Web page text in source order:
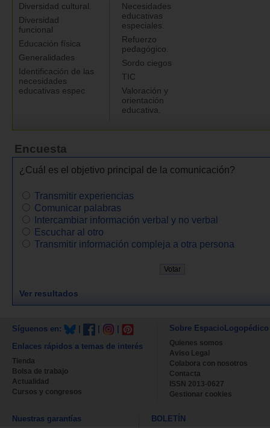
Diversidad cultural.
Diversidad
funcional
Educación física
Generalidades
Identificación de las
necesidades
educativas espec
Necesidades
educativas
especiales.
Refuerzo
pedagógico.
Sordo ciegos
TIC
Valoración y
orientación
educativa.
Encuesta
¿Cuál es el objetivo principal de la comunicación?
Transmitir experiencias
Comunicar palabras
Intercambiar información verbal y no verbal
Escuchar al otro
Transmitir información compleja a otra persona
Ver resultados
Síguenos en:
Enlaces rápidos a temas de interés
Tienda
Bolsa de trabajo
Actualidad
Cursos y congresos
Sobre EspacioLogopédico
Quienes somos
Aviso Legal
Colabora con nosotros
Contacta
ISSN 2013-0627
Gestionar cookies
Nuestras garantías BOLETÍN